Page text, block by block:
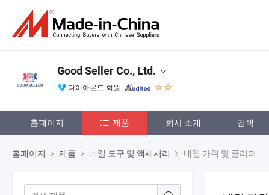
Good Seller Co., Ltd.
다이아몬드 회원
홈페이지 제품 회사 소개 검색
홈페이지 제품 네일 도구 및 액세서리 네일 가위 및 클리퍼